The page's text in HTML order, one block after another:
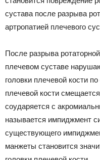
сустава после разрыва
артропатией плечевого
После разрыва
плечевом суставе
головки плечевой кости
плечевой кости
соударяется с
называется импиджмент
существующего
манжеты становится